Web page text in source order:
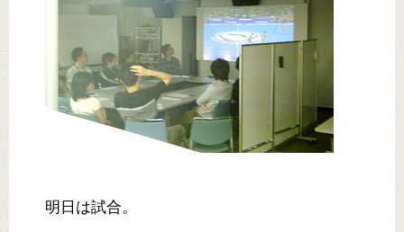
明日は試合。